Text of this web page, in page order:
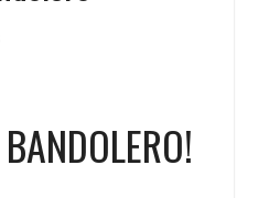
– ortopedteknik och